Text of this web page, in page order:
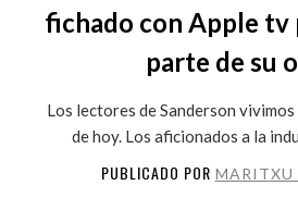
fichado con Apple tv
parte de su
Los lectores de Sanderson
de hoy. Los aficionados a la
PUBLICADO POR MARITXU